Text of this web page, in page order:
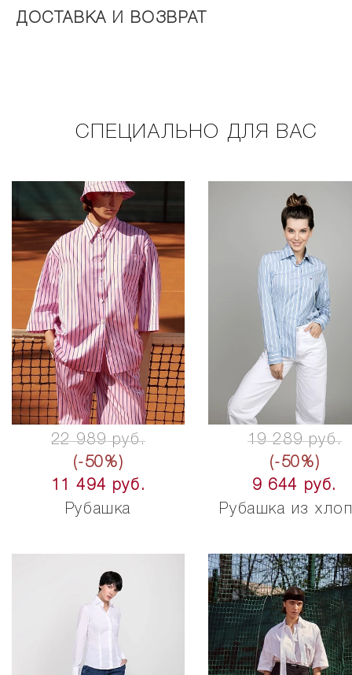
ДОСТАВКА И ВОЗВРАТ
СПЕЦИАЛЬНО ДЛЯ ВАС
22 989 руб.
(-50%)
11 494 руб.
Рубашка
19 289 руб.
(-50%)
9 644 руб.
Рубашка из